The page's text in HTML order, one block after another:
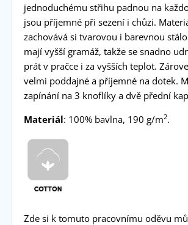
jednoduchému střihu padnou na
jsou příjemné při sezení i chůzi.
zachovává si tvarovou i barevnou
mají vyšší gramáž, takže se snadno
prát v pračce i za vyšších teplot.
velmi poddajné a příjemné na dotek.
zapínání na 3 knoflíky a dvě přední
Materiál: 100% bavlna, 190 g/m2.
Zde si k tomuto pracovnímu oděvu